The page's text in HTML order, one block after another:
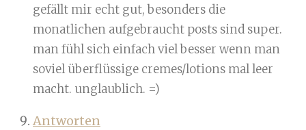
gefällt mir echt gut, besonders die
monatlichen aufgebraucht posts sind super.
man fühl sich einfach viel besser wenn man
soviel überflüssige cremes/lotions mal leer
macht. unglaublich. =)
Antworten